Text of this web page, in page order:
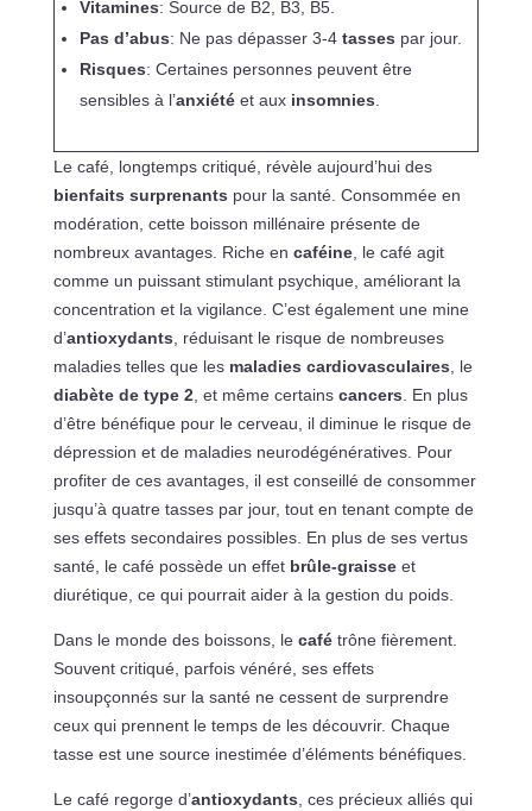
Vitamines: Source de B2, B3, B5.
Pas d’abus: Ne pas dépasser 3-4 tasses par jour.
Risques: Certaines personnes peuvent être
sensibles à l’anxiétéet aux insomnies.
Le café, longtemps critiqué, révèle aujourd’hui des
bienfaits surprenants pour la santé. Consommée en
modération, cette boisson millénaire présente de
nombreux avantages. Riche en caféine, le café agit
comme un puissant stimulant psychique, améliorant la
concentration et la vigilance. C’est également une mine
d’antioxydants, réduisant le risque de nombreuses
maladies telles que les maladies cardiovasculaires, le
diabète de type 2, et même certains cancers. En plus
d’être bénéfique pour le cerveau, il diminue le risque de
dépression et de maladies neurodégénératives. Pour
profiter de ces avantages, il est conseillé de consommer
jusqu’à quatre tasses par jour, tout en tenant compte de
ses effets secondaires possibles. En plus de ses vertus
santé, le café possède un effet brûle-graisseet
diurétique, ce qui pourrait aider à la gestion du poids.
Dans le monde des boissons, le cafétrône fièrement.
Souvent critiqué, parfois vénéré, ses effets
insoupçonnés sur la santé ne cessent de surprendre
ceux qui prennent le temps de les découvrir. Chaque
tasse est une source inestimée d’éléments bénéfiques.
Le café regorge d’antioxydants, ces précieux alliés qui